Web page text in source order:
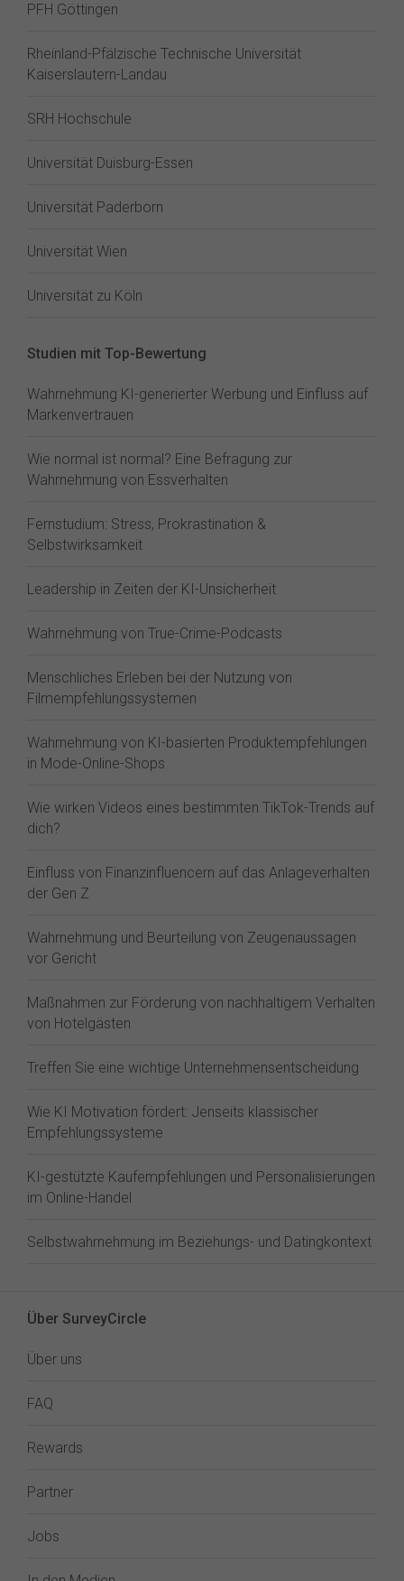
PFH Göttingen
Rheinland-Pfälzische Technische Universität
Kaiserslautern-Landau
SRH Hochschule
Universität Duisburg-Essen
Universität Paderborn
Universität Wien
Universität zu Köln
Studien mit Top-Bewertung
Wahrnehmung KI-generierter Werbung und Einfluss auf
Markenvertrauen
Wie normal ist normal? Eine Befragung zur
Wahrnehmung von Essverhalten
Fernstudium: Stress, Prokrastination &
Selbstwirksamkeit
Leadership in Zeiten der KI-Unsicherheit
Wahrnehmung von True-Crime-Podcasts
Menschliches Erleben bei der Nutzung von
Filmempfehlungssystemen
Wahrnehmung von KI-basierten Produktempfehlungen
in Mode-Online-Shops
Wie wirken Videos eines bestimmten TikTok-Trends auf
dich?
Einfluss von Finanzinfluencern auf das Anlageverhalten
der Gen Z⁠
Wahrnehmung und Beurteilung von Zeugenaussagen
vor Gericht
Maßnahmen zur Förderung von nachhaltigem Verhalten
von Hotelgästen
Treffen Sie eine wichtige Unternehmensentscheidung
Wie KI Motivation fördert: Jenseits klassischer
Empfehlungssysteme
KI-gestützte Kaufempfehlungen und Personalisierungen
im Online-Handel
Selbstwahrnehmung im Beziehungs- und Datingkontext
Über SurveyCircle
Über uns
FAQ
Rewards
Partner
Jobs